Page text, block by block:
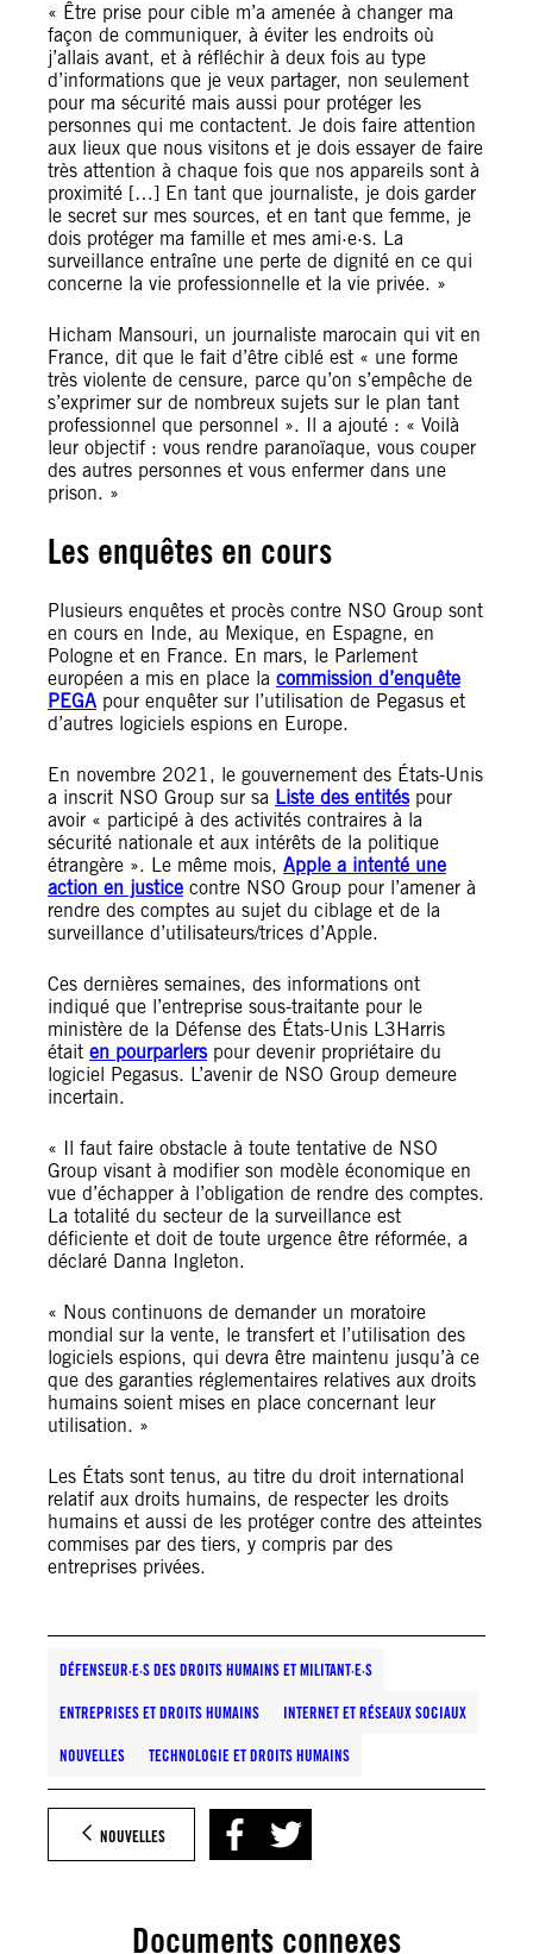
« Être prise pour cible m’a amenée à changer ma
façon de communiquer, à éviter les endroits où
j’allais avant, et à réfléchir à deux fois au type
d’informations que je veux partager, non seulement
pour ma sécurité mais aussi pour protéger les
personnes qui me contactent. Je dois faire attention
aux lieux que nous visitons et je dois essayer de faire
très attention à chaque fois que nos appareils sont à
proximité […] En tant que journaliste, je dois garder
le secret sur mes sources, et en tant que femme, je
dois protéger ma famille et mes ami·e·s. La
surveillance entraîne une perte de dignité en ce qui
concerne la vie professionnelle et la vie privée. »
Hicham Mansouri, un journaliste marocain qui vit en
France, dit que le fait d’être ciblé est « une forme
très violente de censure, parce qu’on s’empêche de
s’exprimer sur de nombreux sujets sur le plan tant
professionnel que personnel ». Il a ajouté : « Voilà
leur objectif : vous rendre paranoïaque, vous couper
des autres personnes et vous enfermer dans une
prison. »
Les enquêtes en cours
Plusieurs enquêtes et procès contre NSO Group sont
en cours en Inde, au Mexique, en Espagne, en
Pologne et en France. En mars, le Parlement
européen a mis en place la commission d’enquête
PEGA pour enquêter sur l’utilisation de Pegasus et
d’autres logiciels espions en Europe.
En novembre 2021, le gouvernement des États-Unis
a inscrit NSO Group sur sa Liste des entitéspour
avoir « participé à des activités contraires à la
sécurité nationale et aux intérêts de la politique
étrangère ». Le même mois, Apple a intenté une
action en justice contre NSO Group pour l’amener à
rendre des comptes au sujet du ciblage et de la
surveillance d’utilisateurs/trices d’Apple.
Ces dernières semaines, des informations ont
indiqué que l’entreprise sous-traitante pour le
ministère de la Défense des États-Unis L3Harris
était en pourparlerspour devenir propriétaire du
logiciel Pegasus. L’avenir de NSO Group demeure
incertain.
« Il faut faire obstacle à toute tentative de NSO
Group visant à modifier son modèle économique en
vue d’échapper à l’obligation de rendre des comptes.
La totalité du secteur de la surveillance est
déficiente et doit de toute urgence être réformée, a
déclaré Danna Ingleton.
« Nous continuons de demander un moratoire
mondial sur la vente, le transfert et l’utilisation des
logiciels espions, qui devra être maintenu jusqu’à ce
que des garanties réglementaires relatives aux droits
humains soient mises en place concernant leur
utilisation. »
Les États sont tenus, au titre du droit international
relatif aux droits humains, de respecter les droits
humains et aussi de les protéger contre des atteintes
commises par des tiers, y compris par des
entreprises privées.
DÉFENSEUR·E·S DES DROITS HUMAINS ET MILITANT·E·S
ENTREPRISES ET DROITS HUMAINS INTERNET ET RÉSEAUX SOCIAUX
NOUVELLES TECHNOLOGIE ET DROITS HUMAINS
NOUVELLES
Documents connexes